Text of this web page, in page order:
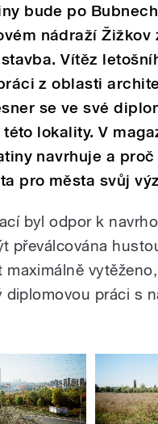
bude po
nádraží Žižkov
Vítěz
z oblasti
se ve své
lokality. V
navrhuje a proč
pro města svůj
byl odpor k
převálcována
diplomovou práci s